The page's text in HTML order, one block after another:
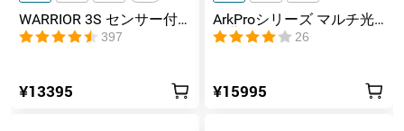
WARRIOR 3S センサー付
きタクティカルライト マ
グネット充電式 懐中電灯
397
¥13395
ArkProシリーズ マルチ光
源薄型フラッシュライト
26
¥15995